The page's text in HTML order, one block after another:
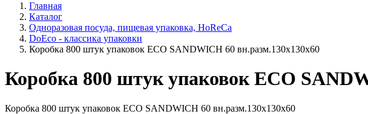
Главная
Каталог
Одноразовая посуда, пищевая упаковка, HoReCa
DoEco - классика упаковки
Коробка 800 штук упаковок ECO SANDWICH 60 вн.разм.130х130х60
Коробка 800 штук упаковок ECO
Коробка 800 штук упаковок ECO SANDWICH 60 вн.разм.130х130х60